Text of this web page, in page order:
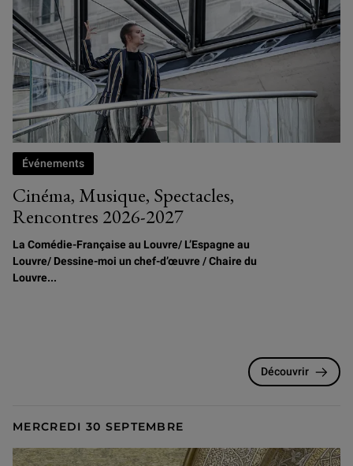
Cinéma, Musique, Spectacles,
Rencontres 2026-2027
Événements
La Comédie-Française au Louvre/ L’Espagne au
Louvre/ Dessine-moi un chef-d’œuvre / Chaire du
Louvre...
Découvrir
MERCREDI 30 SEPTEMBRE